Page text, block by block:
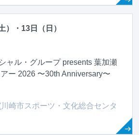
）・13日（日）
ャル・グループ presents 葉加瀬
ー 2026 〜30th Anniversary〜
崎市スポーツ・文化総合センタ